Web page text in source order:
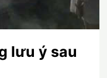
lưu ý sau